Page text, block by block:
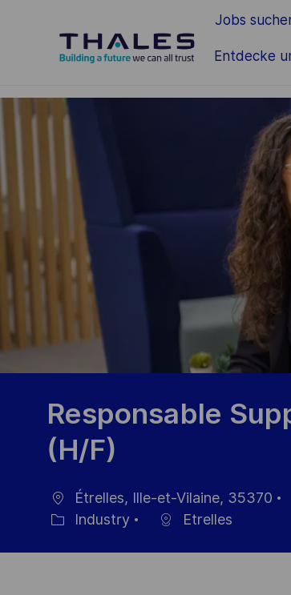
Jobs
Entdecke
-
Responsable
(H/F)
Ort
Étrelles, Ille-et-Vilaine, 35370
Industry Etrelles